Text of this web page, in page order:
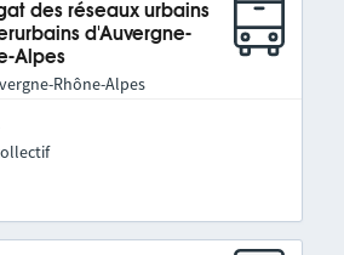
des réseaux urbains
d'Auvergne-
Alpes
Rhône-Alpes